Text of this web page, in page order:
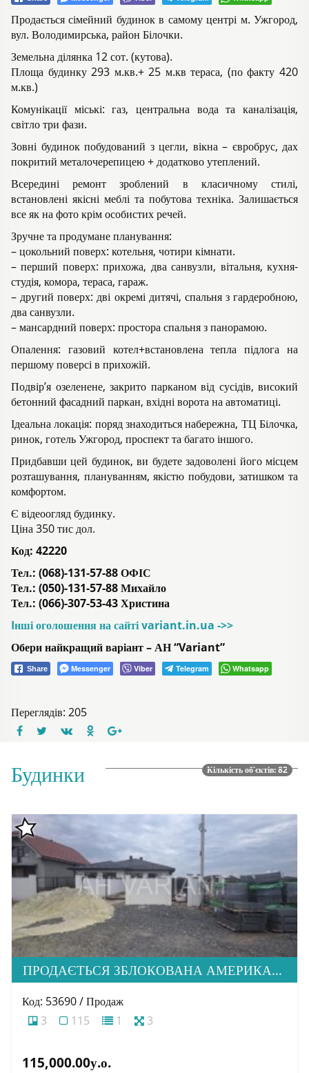
Продається сімейний будинок в самому центрі м. Ужгород,
вул. Володимирська, район Білочки.
Земельна ділянка 12 сот. (кутова).
Площа будинку 293 м.кв.+ 25 м.кв тераса, (по факту 420
м.кв.)
Комунікації міські: газ, центральна вода та каналізація,
світло три фази.
Зовні будинок побудований з цегли, вікна – євробрус, дах
покритий металочерепицею + додатково утеплений.
Всередині ремонт зроблений в класичному стилі,
встановлені якісні меблі та побутова техніка. Залишається
все як на фото крім особистих речей.
Зручне та продумане планування:
– цокольний поверх: котельня, чотири кімнати.
– перший поверх: прихожа, два санвузли, вітальня, кухня-
студія, комора, тераса, гараж.
– другий поверх: дві окремі дитячі, спальня з гардеробною,
два санвузли.
– мансардний поверх: простора спальня з панорамою.
Опалення: газовий котел+встановлена тепла підлога на
першому поверсі в прихожій.
Подвір’я озеленене, закрито парканом від сусідів, високий
бетонний фасадний паркан, вхідні ворота на автоматиці.
Ідеальна локація: поряд знаходиться набережна, ТЦ Білочка,
ринок, готель Ужгород, проспект та багато іншого.
Придбавши цей будинок, ви будете задоволені його місцем
розташування, плануванням, якістю побудови, затишком та
комфортом.
Є відеоогляд будинку.
Ціна 350 тис дол.
Код: 42220
Тел.: (068)-131-57-88 ОФІС
Тел.: (050)-131-57-88 Михайло
Тел.: (066)-307-53-43 Христина
Iнші оголошення на сайті variant.in.ua ->>
Обери найкращий варіант – АН “Variant”
Share Messenger Viber Telegram Whatsapp
Переглядів: 205
Будинки Кількість об'єктів: 82
ПРОДАЄТЬСЯ ЗБЛОКОВАНА АМЕРИКАНКА НА СТАДІЇ БУДІВНИЦТВА В М. УЖГОРОД
Код: 53690 / Продаж
3
115 1 3
115,000.00у.о.